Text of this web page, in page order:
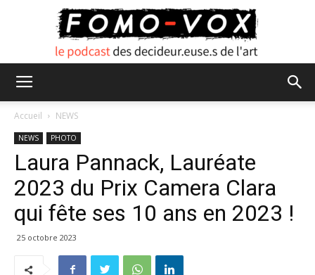
VOX
Accueil NEWS
NEWS PHOTO
Laura Pannack, Lauréate
2023 du Prix Camera Clara
qui fête ses 10 ans en 2023 !
25 octobre 2023